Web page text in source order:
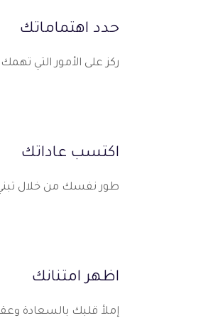
حدد اهتماماتك
ركز على الأمور التي
اكتسب عاداتك
طور نفسك من خلال
اظهر امتنانك
إملأ قلبك بالسعادة